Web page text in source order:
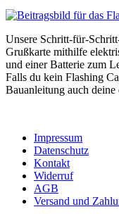
Unsere Schritt-für-
Grußkarte mithilfe
und einer Batterie zum
Falls du kein Flashing
Bauanleitung auch
Impressum
Datenschutz
Kontakt
Widerruf
AGB
Versand und